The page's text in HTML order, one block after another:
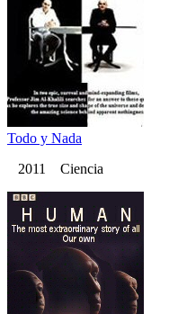
Todo y Nada
2011 Ciencia